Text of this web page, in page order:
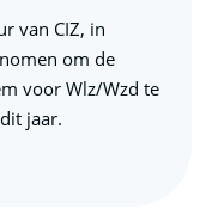
van CIZ, in
om de
voor Wlz/Wzd te
jaar.